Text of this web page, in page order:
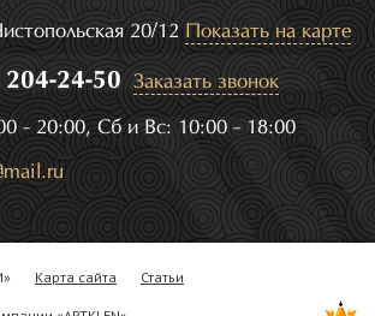
20/12 Показать на карте
24-50 Заказать звонок
- 20:00, Сб и Вс: 10:00 - 18:00
Карта сайта Статьи